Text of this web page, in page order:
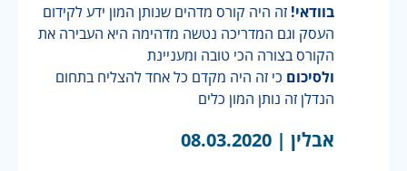
בוודאי! זה היה קורס מדהים שנותן המון ידע לקידום
העסק וגם המדריכה נטשה מדהימה היא העבירה את
הקורס בצורה הכי טובה ומעניינת
ולסיכום כי זה היה מקדם כל אחד להצליח בתחום
הנדלן זה נותן המון כלים
אבלין | 08.03.2020